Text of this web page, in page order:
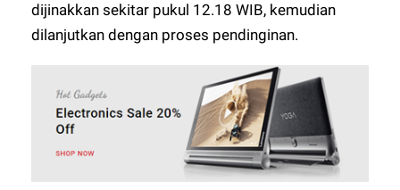
dijinakkan sekitar pukul 12.18 WIB, kemudian
dilanjutkan dengan proses pendinginan.